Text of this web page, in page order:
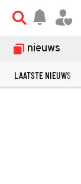
nieuws
LAATSTE NIEUWS